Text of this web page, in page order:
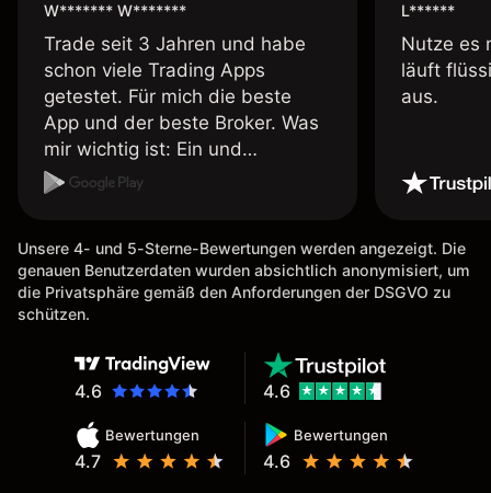
W******* W*******
Trade seit 3 Jahren und habe
schon viele Trading Apps
getestet. Für mich die beste
App und der beste Broker. Was
mir wichtig ist: Ein und
Auszahlungen per Kreditkarte
möglich. Berichte, Auszüge OK.
Eine Diagrammfunktion wie es
bei Naga ist wäre
L******
Nutze es
läuft
aus.
Unsere 4- und 5-Sterne-Bewertungen werden angezeigt. Die
genauen Benutzerdaten wurden absichtlich anonymisiert, um
die Privatsphäre gemäß den Anforderungen der DSGVO zu
schützen.
4.6
Bewertungen
4.7
Bewertungen
4.6
4.6